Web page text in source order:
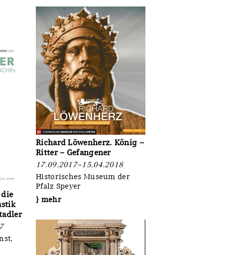
Richard Löwenherz. König ‒
Ritter ‒ Gefangener
17.09.2017–15.04.2018
Historisches Museum der
Pfalz Speyer
} mehr